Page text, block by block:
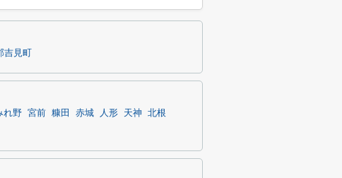
吉見町
れ野 宮前 糠田 赤城 人形 天神 北根